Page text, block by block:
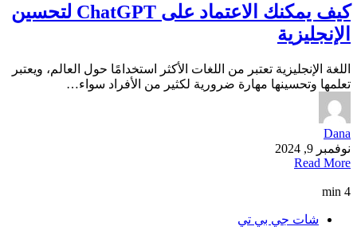
كيف يمكنك الاعتماد على ChatGPT لتحسين
الإنجليزية
اللغة الإنجليزية تعتبر من اللغات الأكثر استخدامًا حول العالم، ويعتبر
تعلمها وتحسينها مهارة ضرورية لكثير من الأفراد سواء…
Dana
نوفمبر 9, 2024
Read More
4 min
شات جي بي تي